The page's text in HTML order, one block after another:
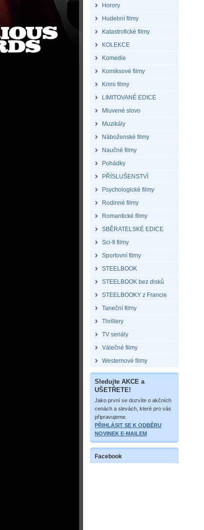
Horory
Hudební filmy
Katastrofické filmy
KOLEKCE
Komedie
Komiksové filmy
Krimi filmy
LIMITOVANÉ EDICE
Mluvené slovo
Muzikály
Náboženské filmy
Naučné filmy
Pohádky
PŘÍSLUŠENSTVÍ
Psychologické filmy
Rodinné filmy
Romantické filmy
SBĚRATELSKÉ EDICE
Sci-fi filmy
Sportovní filmy
STEELBOOK
STEELBOOK bez disků
STEELBOOKY z Francie
Taneční filmy
Thrillery
TV seriály
Válečné filmy
Westernové filmy
Sledujte AKCE a
UŠETŘETE!
Jako první se dozvíte o akčních
cenách a slevách, které pro vás
připravujeme.
PŘIHLÁSIT SE K ODBĚRU
NOVINEK E-MAILEM
Facebook